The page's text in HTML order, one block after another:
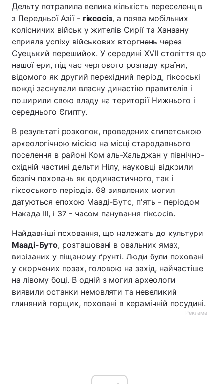
Дельту потрапила велика кількість переселенців
з Передньої Азії - гіксосів, а поява мобільних
колісничих військ у жителів Сирії та Ханаану
сприяла успіху військових вторгнень через
Суецький перешийок. У середині XVII століття до
нашої ери, під час чергового розпаду країни,
відомого як другий перехідний період, гіксоські
вожді заснували власну династію правителів і
поширили свою владу на території Нижнього і
середнього Єгипту.
В результаті розкопок, проведених єгипетською
археологічною місією на місці стародавнього
поселення в районі Ком аль-Хальджан у північно-
східній частині дельти Нілу, науковці відкрили
безліч поховань як додинастичного, так і
гіксоського періодів. 68 виявлених могил
датуються епохою Мааді-Буто, п'ять - періодом
Накада III, і 37 - часом панування гіксосів.
Найдавніші поховання, що належать до культури
Мааді-Буто, розташовані в овальних ямах,
вирізаних у піщаному ґрунті. Люди були поховані
у скорчених позах, головою на захід, найчастіше
на лівому боці. В одній з могил археологи
виявили останки немовляти та невеликий
глиняний горщик, поховані в керамічній посудині.
Реклама